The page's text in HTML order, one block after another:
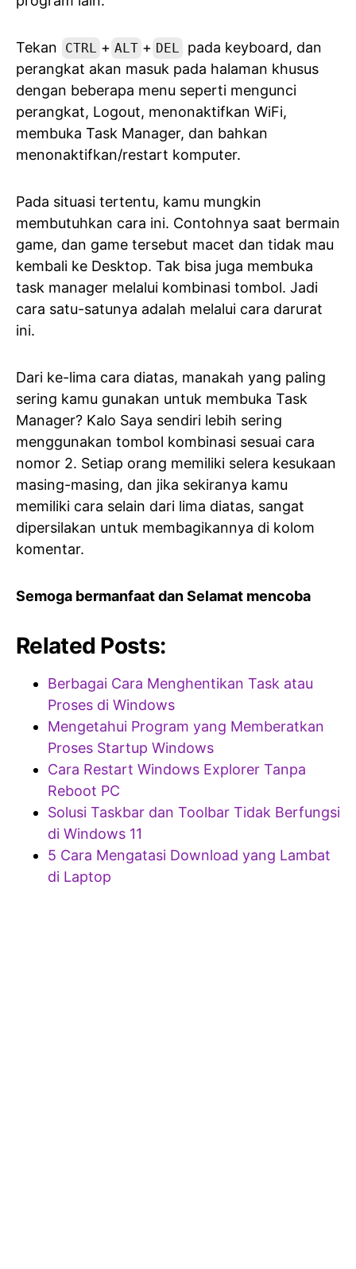
Tekan CTRL + ALT + DEL
pada keyboard, dan
perangkat akan masuk pada halaman khusus
dengan beberapa menu seperti mengunci
perangkat, Logout, menonaktifkan WiFi,
membuka Task Manager, dan bahkan
menonaktifkan/restart komputer.
Pada situasi tertentu, kamu mungkin
membutuhkan cara ini. Contohnya saat bermain
game, dan game tersebut macet dan tidak mau
kembali ke Desktop. Tak bisa juga membuka
task manager melalui kombinasi tombol. Jadi
cara satu-satunya adalah melalui cara darurat
ini.
Dari ke-lima cara diatas, manakah yang paling
sering kamu gunakan untuk membuka Task
Manager? Kalo Saya sendiri lebih sering
menggunakan tombol kombinasi sesuai cara
nomor 2. Setiap orang memiliki selera kesukaan
masing-masing, dan jika sekiranya kamu
memiliki cara selain dari lima diatas, sangat
dipersilakan untuk membagikannya di kolom
komentar.
Semoga bermanfaat dan Selamat mencoba
Related Posts:
Berbagai Cara Menghentikan Task atau
Proses di Windows
Mengetahui Program yang Memberatkan
Proses Startup Windows
Cara Restart Windows Explorer Tanpa
Reboot PC
Solusi Taskbar dan Toolbar Tidak Berfungsi
di Windows 11
5 Cara Mengatasi Download yang Lambat
di Laptop